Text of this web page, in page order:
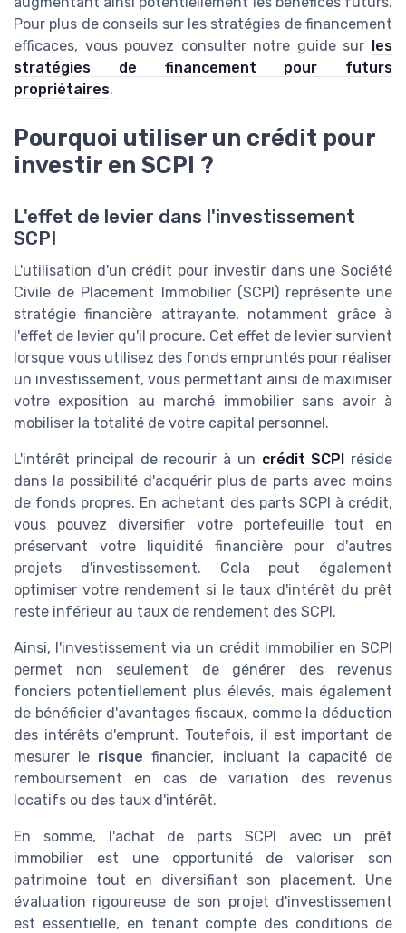
Pour plus de conseils sur les stratégies de financement
efficaces, vous pouvez consulter notre guide sur
les
stratégies de financement pour futurs
propriétaires.
Pourquoi utiliser un crédit pour
investir en SCPI ?
L'effet de levier dans l'investissement
SCPI
L'utilisation d'un crédit pour investir dans une Société
Civile de Placement Immobilier (SCPI) représente une
stratégie financière attrayante, notamment grâce à
l'effet de levier qu'il procure. Cet effet de levier survient
lorsque vous utilisez des fonds empruntés pour réaliser
un investissement, vous permettant ainsi de maximiser
votre exposition au marché immobilier sans avoir à
mobiliser la totalité de votre capital personnel.
L'intérêt principal de recourir à un crédit SCPI réside
dans la possibilité d'acquérir plus de parts avec moins
de fonds propres. En achetant des parts SCPI à crédit,
vous pouvez diversifier votre portefeuille tout en
préservant votre liquidité financière pour d'autres
projets d'investissement. Cela peut également
optimiser votre rendement si le taux d'intérêt du prêt
reste inférieur au taux de rendement des SCPI.
Ainsi, l'investissement via un crédit immobilier en SCPI
permet non seulement de générer des revenus
fonciers potentiellement plus élevés, mais également
de bénéficier d'avantages fiscaux, comme la déduction
des intérêts d'emprunt. Toutefois, il est important de
mesurer le risque financier, incluant la capacité de
remboursement en cas de variation des revenus
locatifs ou des taux d'intérêt.
En somme, l'achat de parts SCPI avec un prêt
immobilier est une opportunité de valoriser son
patrimoine tout en diversifiant son placement. Une
évaluation rigoureuse de son projet d'investissement
est essentielle, en tenant compte des conditions de